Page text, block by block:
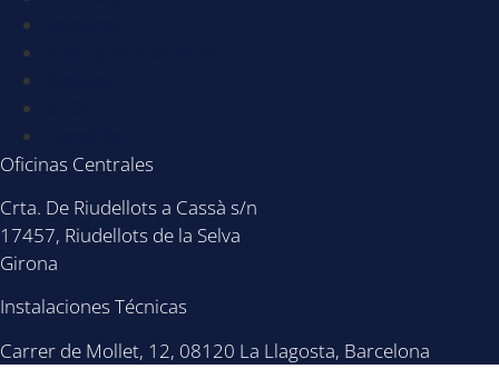
Oficinas Centrales
Crta. De Riudellots a Cassà s/n
17457, Riudellots de la Selva
Girona
Instalaciones Técnicas
Carrer de Mollet, 12, 08120 La Llagosta, Barcelona